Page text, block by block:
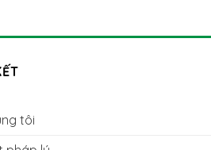
tôi